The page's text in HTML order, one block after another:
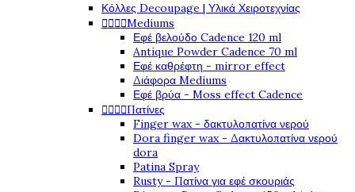
Κόλλες Decoupage | Υλικά Χειροτεχνίας
Mediums
Εφέ βελούδο Cadence 120 ml
Antique Powder Cadence 70 ml
Εφέ καθρέφτη - mirror effect
Διάφορα Mediums
Εφέ βρύα - Moss effect Cadence
Πατίνες
Finger wax - δακτυλοπατίνα νερού
Dora finger wax - Δακτυλοπατίνα νερού
dora
Patina Spray
Rusty - Πατίνα για εφέ σκουριάς